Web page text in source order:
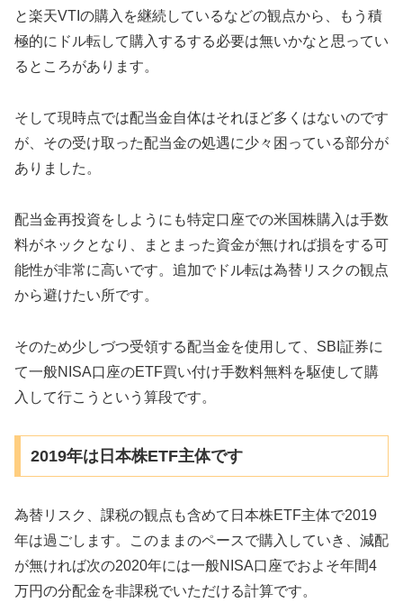
と楽天VTIの購入を継続しているなどの観点から、もう積
極的にドル転して購入するする必要は無いかなと思ってい
るところがあります。
そして現時点では配当金自体はそれほど多くはないのです
が、その受け取った配当金の処遇に少々困っている部分が
ありました。
配当金再投資をしようにも特定口座での米国株購入は手数
料がネックとなり、まとまった資金が無ければ損をする可
能性が非常に高いです。追加でドル転は為替リスクの観点
から避けたい所です。
そのため少しづつ受領する配当金を使用して、SBI証券に
て一般NISA口座のETF買い付け手数料無料を駆使して購
入して行こうという算段です。
2019年は日本株ETF主体です
為替リスク、課税の観点も含めて日本株ETF主体で2019
年は過ごします。このままのペースで購入していき、減配
が無ければ次の2020年には一般NISA口座でおよそ年間4
万円の分配金を非課税でいただける計算です。